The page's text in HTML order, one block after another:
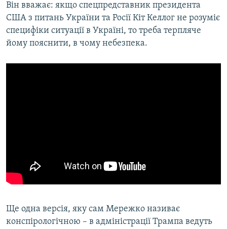
Він вважає: якщо спецпредставник президента
США з питань України та Росії Кіт Келлог не розуміє
специфіки ситуації в Україні, то треба терпляче
йому пояснити, в чому небезпека.
Ще одна версія, яку сам Мережко називає
конспірологічною – в адміністрації Трампа ведуть